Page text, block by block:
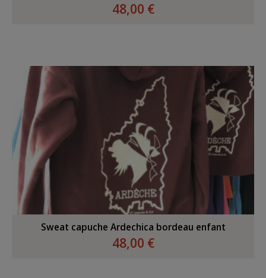
48,00 €
Sweat capuche Ardechica bordeau enfant
48,00 €